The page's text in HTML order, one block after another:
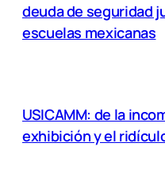
deuda de seguridad
escuelas mexicanas
USICAMM: de la
exhibición y el